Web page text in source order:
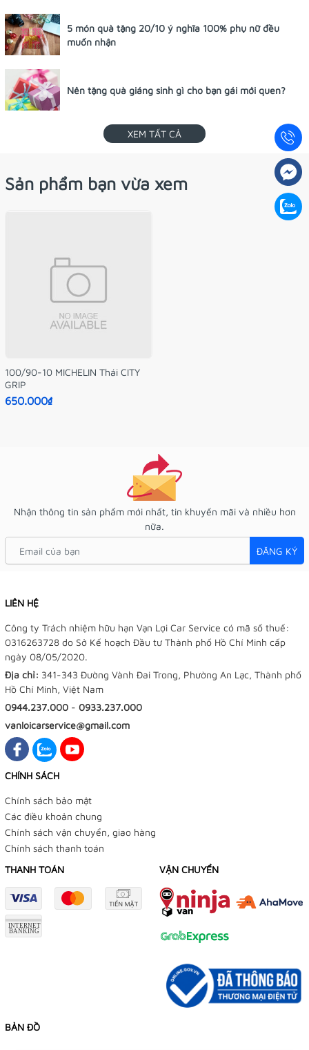
5 món quà tặng 20/10 ý nghĩa 100% phụ nữ đều
muốn nhận
Nên tặng quà giáng sinh gì cho bạn gái mới quen?
XEM TẤT CẢ
Sản phẩm bạn vừa xem
100/90-10 MICHELIN Thái CITY
GRIP
650.000₫
Nhận thông tin sản phẩm mới nhất, tin khuyến mãi và nhiều hơn
nữa.
ĐĂNG KÝ
LIÊN HỆ
Công ty Trách nhiệm hữu hạn Vạn Lợi Car Service có mã số thuế:
0316263728 do Sở Kế hoạch Đầu tư Thành phố Hồ Chí Minh cấp
ngày 08/05/2020.
Địa chỉ: 341-343 Đường Vành Đai Trong, Phường An Lạc, Thành phố
Hồ Chí Minh, Việt Nam
0944.237.000 - 0933.237.000
vanloicarservice@gmail.com
CHÍNH SÁCH
Chính sách bảo mật
Các điều khoản chung
Chính sách vận chuyển, giao hàng
Chính sách thanh toán
THANH TOÁN
VẬN CHUYỂN
BẢN ĐỒ